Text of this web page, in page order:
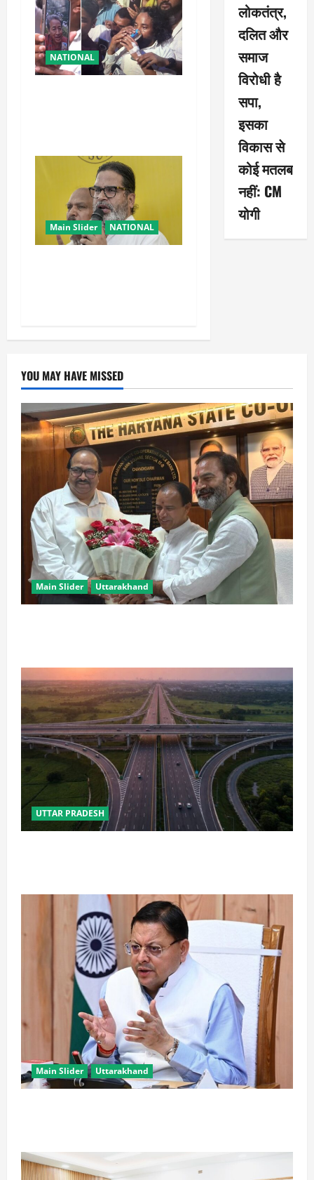
NATIONAL
Main Slider NATIONAL
लोकतंत्र,
दलित और
समाज
विरोधी है
सपा,
इसका
विकास से
कोई मतलब
नहीं: CM
योगी
YOU MAY HAVE MISSED
Main Slider Uttarakhand
UTTAR PRADESH
Main Slider Uttarakhand